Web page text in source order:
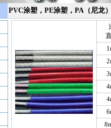
PVC涂塑，PE涂塑，PA（尼龙